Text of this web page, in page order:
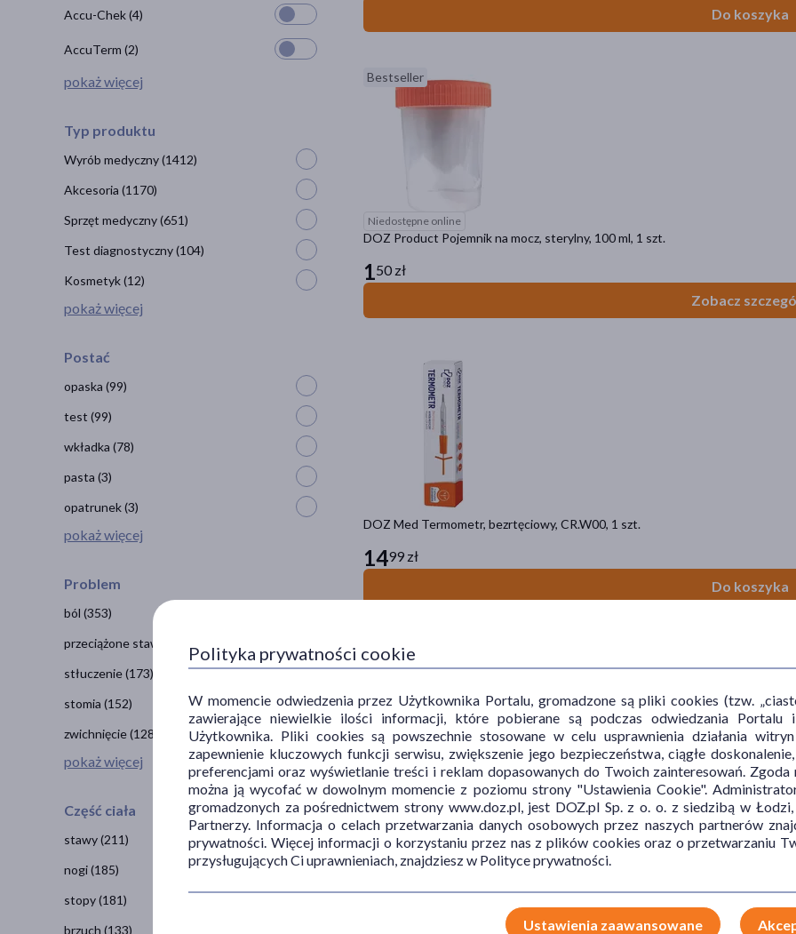
Do koszyka
Bestseller
Niedostępne online
DOZ Product Pojemnik na mocz, sterylny, 100 ml, 1 szt.
150 zł
Zobacz
DOZ Med Termometr, bezrtęciowy, CR.W00, 1 szt.
1499 zł
Do koszyka
Bestseller
Kasetka tygodniowa, dozownik do leków "7/2" – dwie pory dnia, 1 szt.
1359 zł
Accu-Chek(4)
AccuTerm (2)
pokaż więcej
Typ produktu
Wyrób medyczny(1412)
Akcesoria (1170)
Sprzęt medyczny(651)
Test diagnostyczny(104)
Kosmetyk(12)
pokaż więcej
Postać
opaska (99)
test (99)
wkładka (78)
pasta (3)
opatrunek(3)
pokaż więcej
Problem
ból (353)
przeciążone stawy
stłuczenie(173)
stomia (152)
zwichnięcie(128)
pokaż więcej
Część ciała
stawy(211)
nogi(185)
stopy(181)
brzuch (133)
Polityka prywatności cookie
W momencie odwiedzenia przez Użytkownika Portalu, gromadzone są pliki cookies (tzw.
zawierające niewielkie ilości informacji, które pobierane są podczas odwiedzania Portalu
Użytkownika. Pliki cookies są powszechnie stosowane w celu usprawnienia działania
zapewnienie kluczowych funkcji serwisu, zwiększenie jego bezpieczeństwa, ciągłe
preferencjami oraz wyświetlanie treści i reklam dopasowanych do Twoich zainteresowań.
można ją wycofać w dowolnym momencie z poziomu strony "Ustawienia Cookie".
gromadzonych za pośrednictwem strony www.doz.pl, jest DOZ.pl Sp. z o. o. z siedzibą w
Partnerzy. Informacja o celach przetwarzania danych osobowych przez naszych partnerów
prywatności. Więcej informacji o korzystaniu przez nas z plików cookies oraz o przetwarzaniu
przysługujących Ci uprawnieniach, znajdziesz w Polityce prywatności.
Ustawienia zaawansowane